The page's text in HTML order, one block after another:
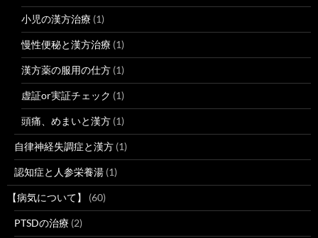
小児の漢方治療 (1)
慢性便秘と漢方治療 (1)
漢方薬の服用の仕方 (1)
虚証or実証チェック (1)
頭痛、めまいと漢方 (1)
自律神経失調症と漢方 (1)
認知症と人参栄養湯 (1)
【病気について】 (60)
PTSDの治療 (2)